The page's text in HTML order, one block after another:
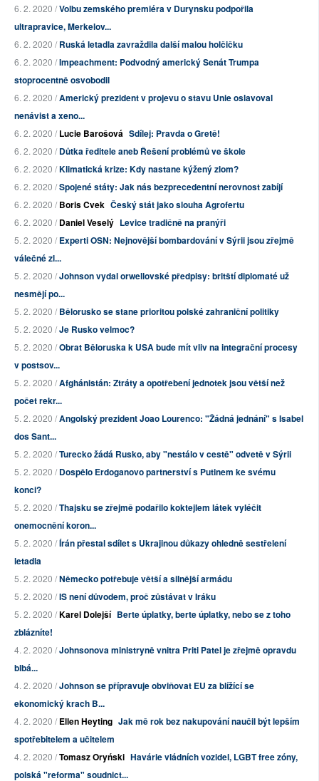
6. 2. 2020 /Volbu zemského premiéra v Durynsku podpořila
ultrapravice, Merkelov...
6. 2. 2020 /Ruská letadla zavraždila další malou holčičku
6. 2. 2020 /Impeachment: Podvodný americký Senát Trumpa
stoprocentně osvobodil
6. 2. 2020 /Americký prezident v projevu o stavu Unie oslavoval
nenávist a xeno...
6. 2. 2020 /Lucie Barošová Sdílej: Pravda o Gretě!
6. 2. 2020 /Důtka ředitele aneb Řešení problémů ve škole
6. 2. 2020 /Klimatická krize: Kdy nastane kýžený zlom?
6. 2. 2020 /Spojené státy: Jak nás bezprecedentní nerovnost zabíjí
6. 2. 2020 /Boris Cvek Český stát jako slouha Agrofertu
6. 2. 2020 /Daniel Veselý Levice tradičně na pranýři
5. 2. 2020 /Experti OSN: Nejnovější bombardování v Sýrii jsou zřejmě
válečné zl...
5. 2. 2020 /Johnson vydal orwellovské předpisy: britští diplomaté už
nesmějí po...
5. 2. 2020 /Bělorusko se stane prioritou polské zahraniční politiky
5. 2. 2020 /Je Rusko velmoc?
5. 2. 2020 /Obrat Běloruska k USA bude mít vliv na integrační procesy
v postsov...
5. 2. 2020 /Afghánistán: Ztráty a opotřebení jednotek jsou větší než
počet rekr...
5. 2. 2020 /Angolský prezident Joao Lourenco: "Žádná jednání" s Isabel
dos Sant...
5. 2. 2020 /Turecko žádá Rusko, aby "nestálo v cestě" odvetě v Sýrii
5. 2. 2020 /Dospělo Erdoganovo partnerství s Putinem ke svému
konci?
5. 2. 2020 /Thajsku se zřejmě podařilo koktejlem látek vyléčit
onemocnění koron...
5. 2. 2020 /Írán přestal sdílet s Ukrajinou důkazy ohledně sestřelení
letadla
5. 2. 2020 /Německo potřebuje větší a silnější armádu
5. 2. 2020 /IS není důvodem, proč zůstávat v Iráku
5. 2. 2020 /Karel Dolejší Berte úplatky, berte úplatky, nebo se z toho
zblázníte!
4. 2. 2020 /Johnsonova ministryně vnitra Priti Patel je zřejmě opravdu
blbá...
4. 2. 2020 /Johnson se přípravuje obviňovat EU za blížící se
ekonomický krach B...
4. 2. 2020 /Ellen Heyting Jak mě rok bez nakupování naučil být lepším
spotřebitelem a učitelem
4. 2. 2020 /Tomasz Oryński Havárie vládních vozidel, LGBT free zóny,
polská "reforma" soudnict...